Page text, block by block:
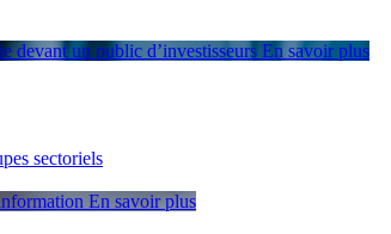
devant un public d’investisseurs En savoir plus
sectoriels
En savoir plus